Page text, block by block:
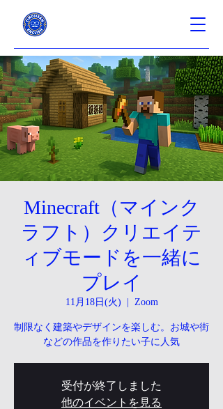
Minecraft（マインク
ラフト）クリエイテ
ィブモードを一緒に
プレイ
11月18日(火) Zoom
制限なく建築やデザインを楽しむ。お城や街
などの作品を作りたい子に人気
受付が終了しました
他のイベントを見る